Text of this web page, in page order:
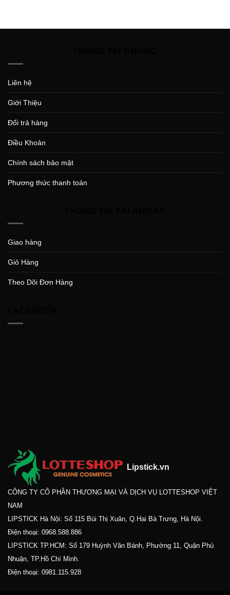
Liên hệ
Giới Thiệu
Đổi trả hàng
Điều Khoản
Chính sách bảo mật
Phương thức thanh toán
Giao hàng
Giỏ Hàng
Theo Dõi Đơn Hàng
Lipstick.vn
CÔNG TY CỔ PHẦN THƯƠNG MẠI VÀ DỊCH VỤ LOTTESHOP VIỆT
NAM
LIPSTICK Hà Nội: Số 115 Bùi Thị Xuân, Q.Hai Bà Trưng, Hà Nội.
Điện thoại: 0968.588.886
LIPSTICK TP.HCM: Số 179 Huỳnh Văn Bánh, Phường 11, Quận Phú
Nhuận, TP.Hồ Chí Minh.
Điện thoại: 0981.115.928